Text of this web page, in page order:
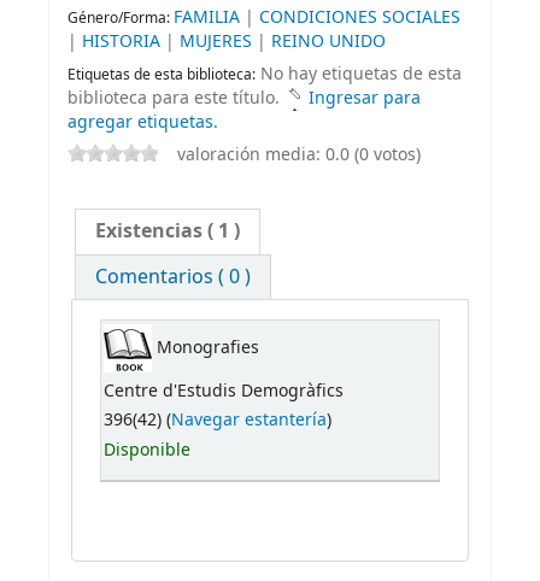
Género/Forma: FAMILIA | CONDICIONES SOCIALES
| HISTORIA | MUJERES | REINO UNIDO
Etiquetas de esta biblioteca: No hay etiquetas de esta
biblioteca para este título.
Ingresar para
agregar etiquetas.
valoración media: 0.0 (0 votos)
Existencias( 1 )
Comentarios ( 0 )
Monografies
Centre d'Estudis Demogràfics
396(42) (Navegar estantería)
Disponible